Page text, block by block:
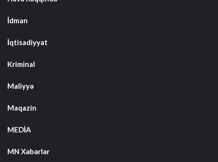
İdman
İqtisadiyyat
Kriminal
Maliyyə
Maqazin
MEDİA
MN Xəbərlər